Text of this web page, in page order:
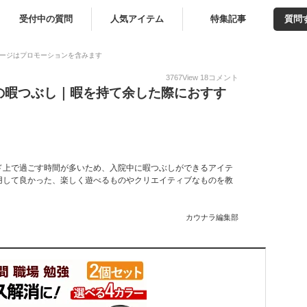
受付中の質問 人気アイテム 特集記事 質問
ジはプロモーションを含みます
3767View 18コメント
つぶし｜暇を持て余した際におすす
で過ごす時間が多いため、入院中に暇つぶしができるアイテ
て良かった、楽しく遊べるものやクリエイティブなものを教
カウナラ編集部